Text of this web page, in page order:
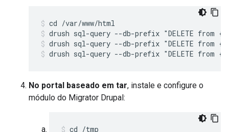
drush sql-query --db-prefix "DELETE from
drush sql-query --db-prefix "DELETE from
drush sql-query --db-prefix "DELETE from
No portal baseado em tar, instale e configure o
módulo do Migrator Drupal:
cd /tmp